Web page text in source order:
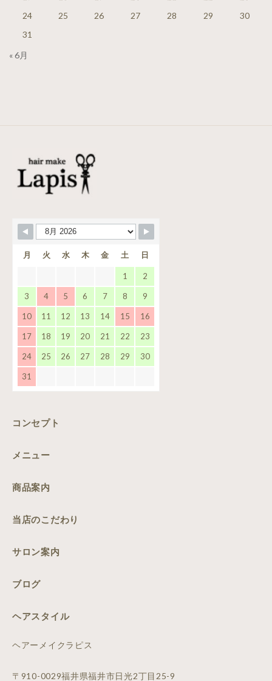
24
25 26 27 28 29
30
31
« 6月
月 火 水 木 金 土 日
1 2
3 4 5 6 7 8 9
10 11 12 13 14 15 16
17 18 19 20 21 22 23
24 25 26 27 28 29 30
31
コンセプト
メニュー
商品案内
当店のこだわり
サロン案内
ブログ
ヘアスタイル
ヘアーメイクラピス
〒910-0029福井県福井市日光2丁目25-9